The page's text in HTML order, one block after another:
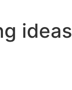
ideas